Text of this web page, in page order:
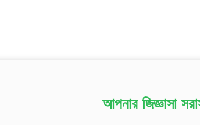
আপনার জিজ্ঞাসা